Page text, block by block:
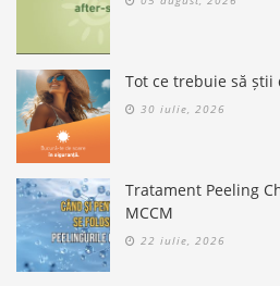
Tot ce trebuie să
30 iulie, 2026
Tratament Peeling
MCCM
22 iulie, 2026